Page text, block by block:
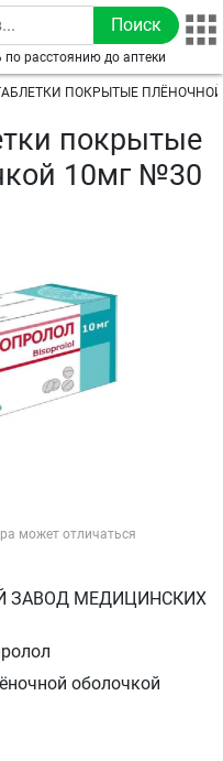
по расстоянию до аптеки
ПОКРЫТЫЕ
покрытые
10мг №30
может отличаться
ЗАВОД МЕДИЦИНСКИХ
оболочкой